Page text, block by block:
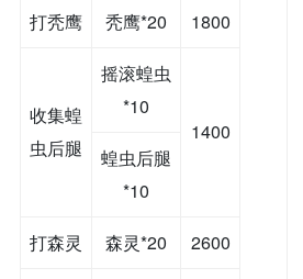
打秃鹰 秃鹰*20 1800
收集蝗
虫后腿
摇滚蝗虫
*10
1400
蝗虫后腿
*10
打森灵 森灵*20 2600